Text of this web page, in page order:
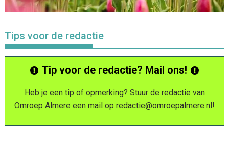
Tips voor de redactie
Tip voor de redactie? Mail ons!
Heb je een tip of opmerking? Stuur de redactie van
Omroep Almere een mail op redactie@omroepalmere.nl!